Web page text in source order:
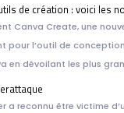
de création : voici les
Canva Create, une
pour l’outil de
en dévoilant les plus
a reconnu être victime